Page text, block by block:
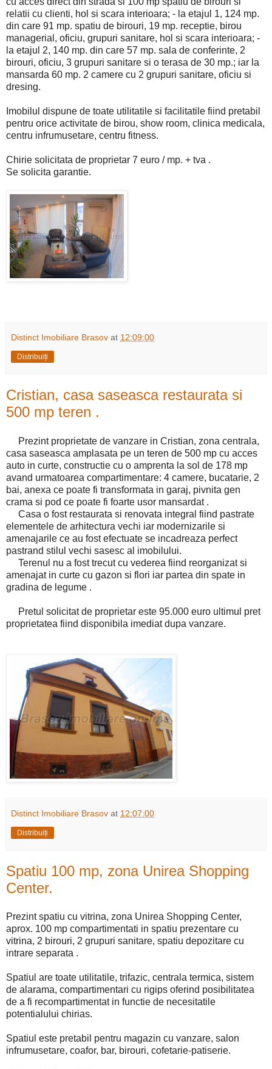
relatii cu clienti, hol si scara interioara; - la etajul 1, 124 mp.
din care 91 mp. spatiu de birouri, 19 mp. receptie, birou
managerial, oficiu, grupuri sanitare, hol si scara interioara; -
la etajul 2, 140 mp. din care 57 mp. sala de conferinte, 2
birouri, oficiu, 3 grupuri sanitare si o terasa de 30 mp.; iar la
mansarda 60 mp. 2 camere cu 2 grupuri sanitare, oficiu si
dresing.
Imobilul dispune de toate utilitatile si facilitatile fiind pretabil
pentru orice activitate de birou, show room, clinica medicala,
centru infrumusetare, centru fitness.
Chirie solicitata de proprietar 7 euro / mp. + tva .
Se solicita garantie.
Distinct Imobiliare Brasov at 12:09:00
Distribuiți
Cristian, casa saseasca restaurata si
500 mp teren .
Prezint proprietate de vanzare in Cristian, zona centrala,
casa saseasca amplasata pe un teren de 500 mp cu acces
auto in curte, constructie cu o amprenta la sol de 178 mp
avand urmatoarea compartimentare: 4 camere, bucatarie, 2
bai, anexa ce poate fi transformata in garaj, pivnita gen
crama si pod ce poate fi foarte usor mansardat .
Casa o fost restaurata si renovata integral fiind pastrate
elementele de arhitectura vechi iar modernizarile si
amenajarile ce au fost efectuate se incadreaza perfect
pastrand stilul vechi sasesc al imobilului.
Terenul nu a fost trecut cu vederea fiind reorganizat si
amenajat in curte cu gazon si flori iar partea din spate in
gradina de legume .
Pretul solicitat de proprietar este 95.000 euro ultimul pret
proprietatea fiind disponibila imediat dupa vanzare.
Distinct Imobiliare Brasov at 12:07:00
Distribuiți
Spatiu 100 mp, zona Unirea Shopping
Center.
Prezint spatiu cu vitrina, zona Unirea Shopping Center,
aprox. 100 mp compartimentati in spatiu prezentare cu
vitrina, 2 birouri, 2 grupuri sanitare, spatiu depozitare cu
intrare separata .
Spatiul are toate utilitatile, trifazic, centrala termica, sistem
de alarama, compartimentari cu rigips oferind posibilitatea
de a fi recompartimentat in functie de necesitatile
potentialului chirias.
Spatiul este pretabil pentru magazin cu vanzare, salon
infrumusetare, coafor, bar, birouri, cofetarie-patiserie.